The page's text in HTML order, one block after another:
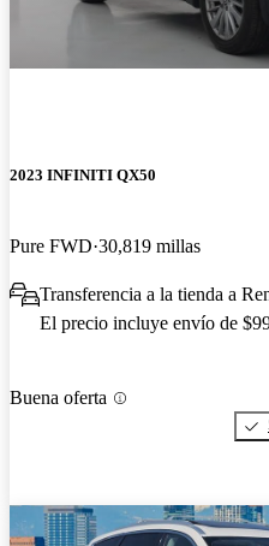
2023 INFINITI QX50
Pure FWD 30,819 millas
Transferencia a la tienda a
El precio incluye envío de
Buena oferta